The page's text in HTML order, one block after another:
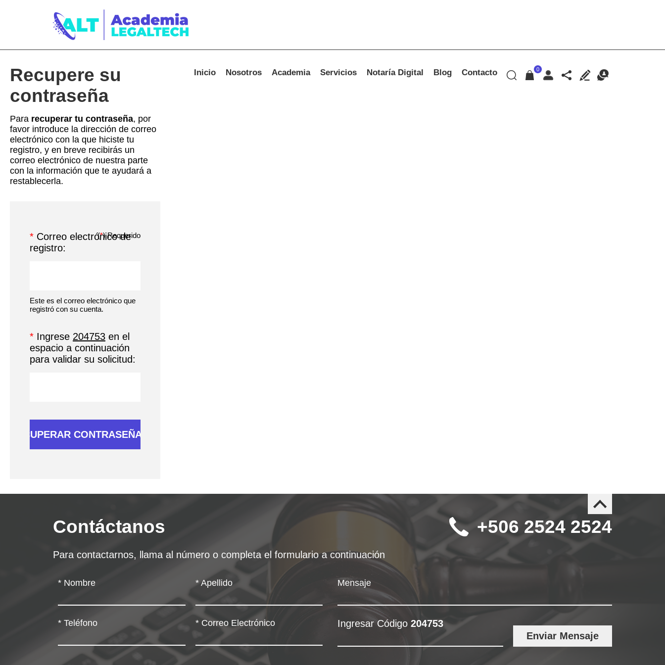
Inicio Nosotros Academia Servicios Notaría Digital Blog Contacto 0
Recupere su
contraseña
Para recuperar tu contraseña, por
favor introduce la dirección de correo
electrónico con la que hiciste tu
registro, y en breve recibirás un
correo electrónico de nuestra parte
con la información que te ayudará a
restablecerla.
* Correo electrónico de
registro:
Este es el correo electrónico que
registró con su cuenta.
(*) Requerido
* Ingrese 204753 en el
espacio a continuación
para validar su solicitud:
Contáctanos +506 2524 2524
Para contactarnos, llama al número o completa el formulario a continuación
* Nombre *Apellido
* Teléfono * Correo Electrónico
Mensaje
Ingresar Código 204753